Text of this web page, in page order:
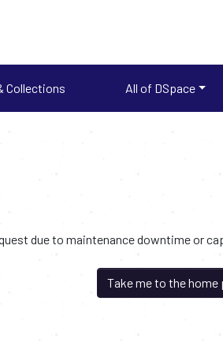
Collections All of DSpace
due to maintenance downtime or
Take me to the home